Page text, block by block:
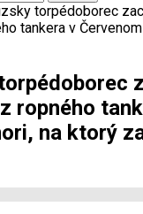
torpédoborec
tankera v
ropného
na ktorý